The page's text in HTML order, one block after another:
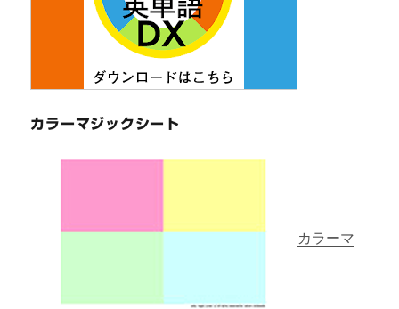
カラーマジックシート
カラーマ